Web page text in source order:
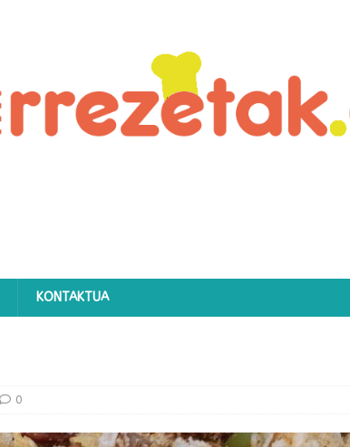
KONTAKTUA
0